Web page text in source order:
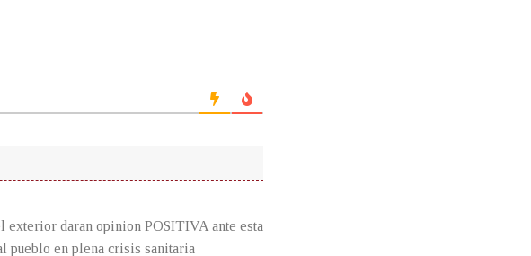
exterior daran opinion POSITIVA ante esta
pueblo en plena crisis sanitaria